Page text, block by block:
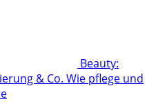
Beauty:
& Co. Wie pflege und